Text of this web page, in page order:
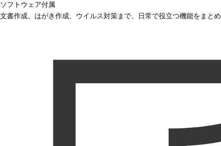
ソフトウェア付属
文書作成、はがき作成、ウイルス対策まで、日常で役立つ機能をまと